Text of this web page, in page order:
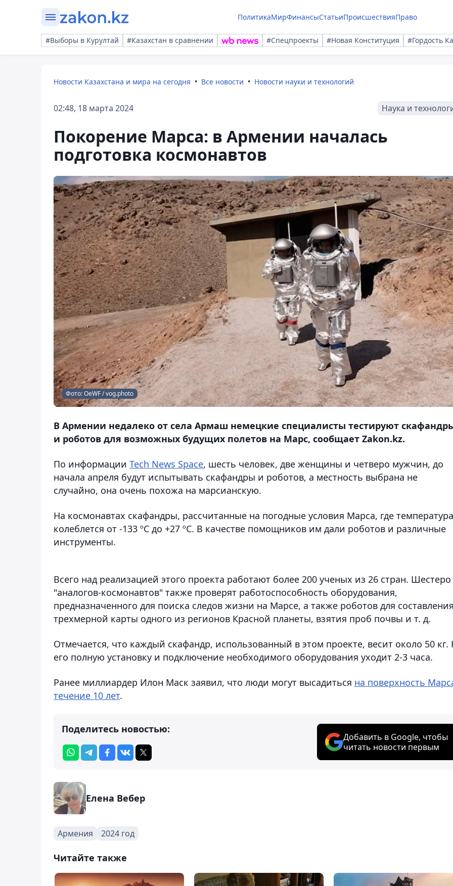
ПолитикаМирФинансыСтатьиПроисшествияПраво
#Выборы в Курултай #Казахстан в сравнении #Спецпроекты #Новая Конституция #Гордость
Новости Казахстана и мира на сегодня Все новости Новости науки и технологий
02:48, 18 марта 2024 Наука и
Покорение Марса: в Армении началась
подготовка космонавтов
Фото: OeWF / vog.photo
В Армении недалеко от села Армаш немецкие специалисты тестируют
и роботов для возможных будущих полетов на Марс, сообщает Zakon.kz.
По информации Tech News Space, шесть человек, две женщины и четверо мужчин, до
начала апреля будут испытывать скафандры и роботов, а местность выбрана не
случайно, она очень похожа на марсианскую.
На космонавтах скафандры, рассчитанные на погодные условия Марса, где температура
колеблется от -133 ºC до +27 ºC. В качестве помощников им дали роботов и различные
инструменты.
Всего над реализацией этого проекта работают более 200 ученых из 26 стран. Шестеро
"аналогов-космонавтов" также проверят работоспособность оборудования,
предназначенного для поиска следов жизни на Марсе, а также роботов для
трехмерной карты одного из регионов Красной планеты, взятия проб почвы и т. д.
Отмечается, что каждый скафандр, использованный в этом проекте, весит около 50 кг.
его полную установку и подключение необходимого оборудования уходит 2-3 часа.
Ранее миллиардер Илон Маск заявил, что люди могут высадиться на поверхность
течение 10 лет.
Поделитесь новостью:
Добавить в Google, чтобы
читать новости первым
Елена Вебер
Армения 2024 год
Читайте также